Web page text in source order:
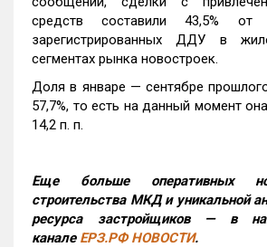
средств составили 43,5% от
зарегистрированных ДДУ в
сегментах рынка новостроек.
Доля в январе — сентябре
57,7%, то есть на данный момент
14,2 п. п.
Еще больше оперативных
строительства МКД и уникальной
ресурса застройщиков — в
канале ЕРЗ.РФ НОВОСТИ.